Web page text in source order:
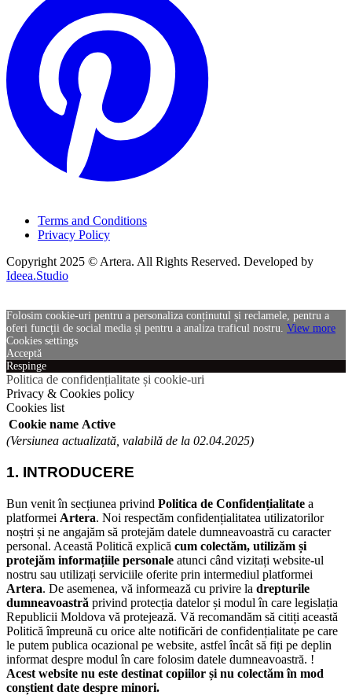
Terms and Conditions
Privacy Policy
Copyright 2025 © Artera. All Rights Reserved. Developed by
Ideea.Studio
Folosim cookie-uri pentru a personaliza conținutul și reclamele, pentru a
oferi funcții de social media și pentru a analiza traficul nostru. View more
Cookies settings
Acceptă
Respinge
Politica de confidențialitate și cookie-uri
Privacy & Cookies policy
Cookies list
Cookie name Active
(Versiunea actualizată, valabilă de la 02.04.2025)
1. INTRODUCERE
Bun venit în secțiunea privind Politica de Confidențialitate a
platformei Artera. Noi respectăm confidențialitatea utilizatorilor
noștri și ne angajăm să protejăm datele dumneavoastră cu caracter
personal. Această Politică explică cum colectăm, utilizăm și
protejăm informațiile personale atunci când vizitați website-ul
nostru sau utilizați serviciile oferite prin intermediul platformei
Artera. De asemenea, vă informează cu privire la drepturile
dumneavoastră privind protecția datelor și modul în care legislația
Republicii Moldova vă protejează. Vă recomandăm să citiți această
Politică împreună cu orice alte notificări de confidențialitate pe care
le putem publica ocazional pe website, astfel încât să fiți pe deplin
informat despre modul în care folosim datele dumneavoastră. !
Acest website nu este destinat copiilor și nu colectăm în mod
conștient date despre minori.